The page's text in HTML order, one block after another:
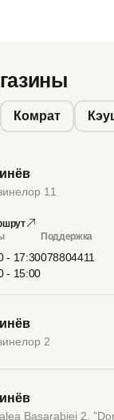
Комрат
11
- 17:30
- 15:00
Поддержка
078804411
2
Basarabiei 2,